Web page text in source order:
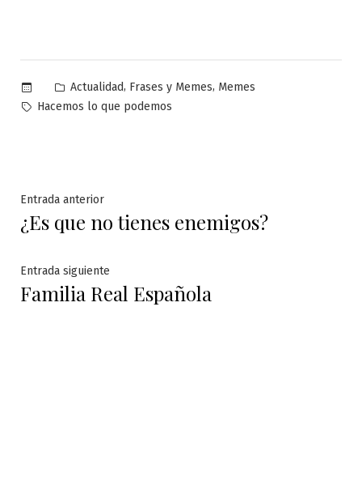
Publicado
en
Actualidad, Frases y Memes, Memes
Etiquetas:
Hacemos lo que podemos
Navegación
de
entradas
Entrada anteriorEntrada
anterior:
¿Es que no tienes enemigos?
Entrada siguiente
siguiente:
Familia Real Española